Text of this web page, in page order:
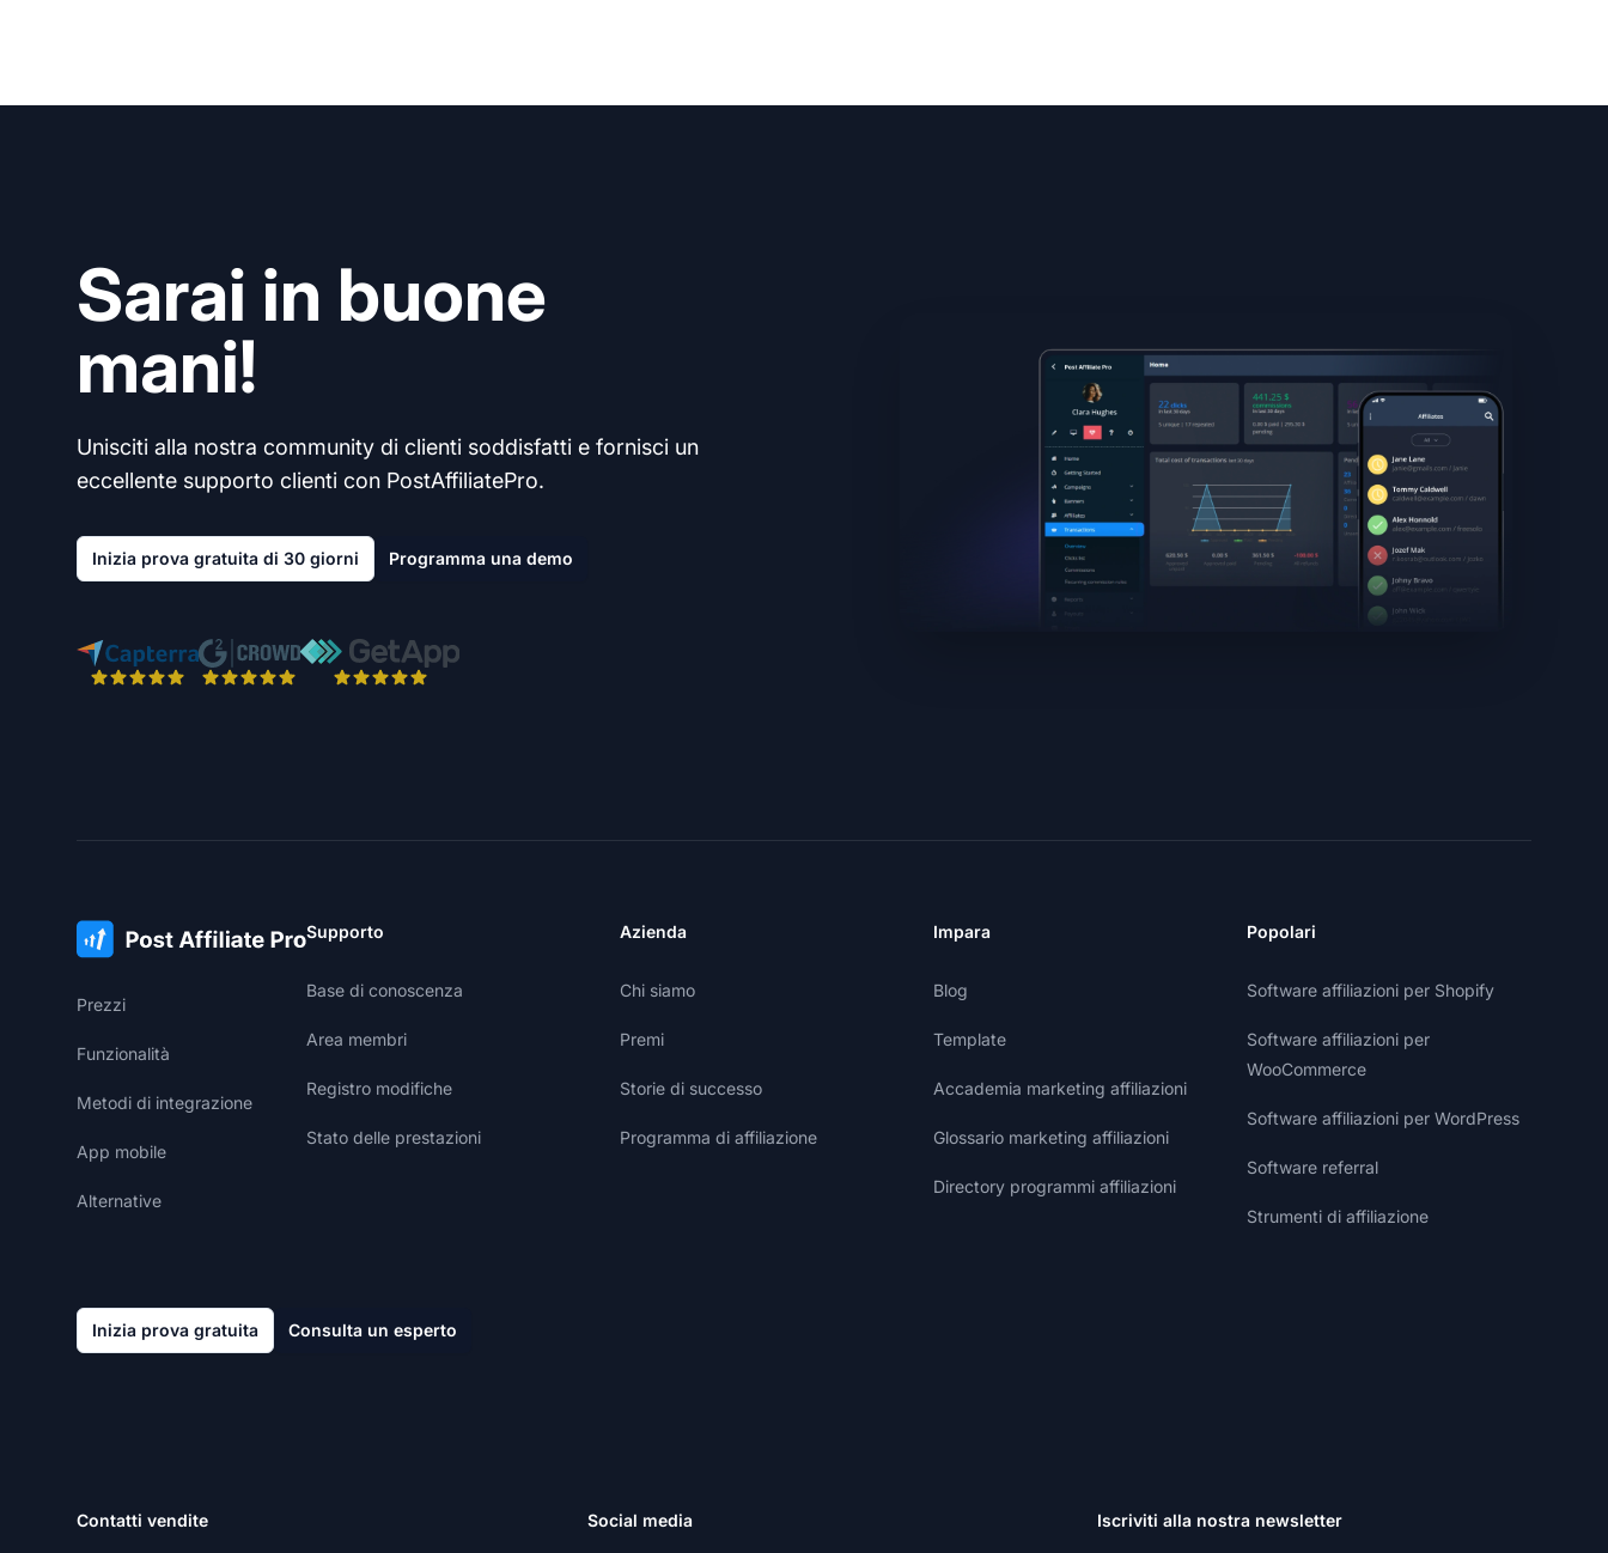
Sarai in buone
mani!
Unisciti alla nostra community di clienti soddisfatti e fornisci un
eccellente supporto clienti con PostAffiliatePro.
Inizia prova gratuita di 30 giorni Programma una demo
Prezzi
Funzionalità
Metodi di integrazione
App mobile
Alternative
Supporto
Base di conoscenza
Area membri
Registro modifiche
Stato delle prestazioni
Azienda
Chi siamo
Premi
Storie di successo
Programma di affiliazione
Impara
Blog
Template
Accademia marketing affiliazioni
Glossario marketing affiliazioni
Directory programmi affiliazioni
Popolari
Software affiliazioni per Shopify
Software affiliazioni per
WooCommerce
Software affiliazioni per WordPress
Software referral
Strumenti di affiliazione
Inizia prova gratuita Consulta un esperto
Contatti vendite Social media Iscriviti alla nostra newsletter